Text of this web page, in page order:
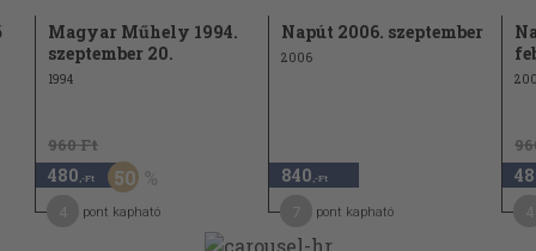
Magyar Műhely 1994.
szeptember 20.
1994
960 Ft
480 ,-Ft 50
pont kapható
Napút 2006. szeptember
2006
840 ,-Ft
pont kapható